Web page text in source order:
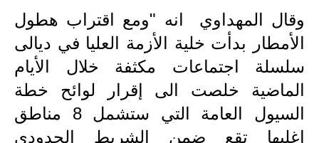
المرحلة الاعدادية
ملازم دراسية
المرحلة الابتدائية
المرحلة المتوسطة
وقال المهداوي انه "ومع اقتراب هطول
الأمطار بدأت خلية الأزمة العليا في ديالى
سلسلة اجتماعات مكثفة خلال الأيام
الماضية خلصت الى إقرار لوائح خطة
السيول العامة التي ستشمل 8 مناطق
اغلبها تقع ضمن الشريط الحدودي